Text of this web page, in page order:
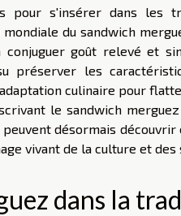
pour s'insérer dans les
du sandwich
conjuguer goût relevé et
préserver les
culinaire pour
le sandwich
désormais
vivant de la culture et
dans la